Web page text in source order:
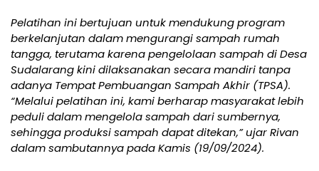
Pelatihan ini bertujuan untuk mendukung program
berkelanjutan dalam mengurangi sampah rumah
tangga, terutama karena pengelolaan sampah di Desa
Sudalarang kini dilaksanakan secara mandiri tanpa
adanya Tempat Pembuangan Sampah Akhir (TPSA).
“Melalui pelatihan ini, kami berharap masyarakat lebih
peduli dalam mengelola sampah dari sumbernya,
sehingga produksi sampah dapat ditekan,” ujar Rivan
dalam sambutannya pada Kamis (19/09/2024).